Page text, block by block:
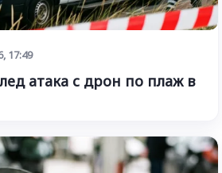
17:49
атака с дрон по плаж в